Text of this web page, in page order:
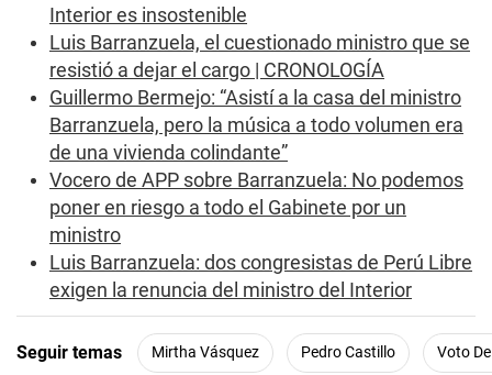
Interior es insostenible
Luis Barranzuela, el cuestionado ministro que se
resistió a dejar el cargo | CRONOLOGÍA
Guillermo Bermejo: “Asistí a la casa del ministro
Barranzuela, pero la música a todo volumen era
de una vivienda colindante”
Vocero de APP sobre Barranzuela: No podemos
poner en riesgo a todo el Gabinete por un
ministro
Luis Barranzuela: dos congresistas de Perú Libre
exigen la renuncia del ministro del Interior
Seguir temas Mirtha Vásquez Pedro Castillo Voto